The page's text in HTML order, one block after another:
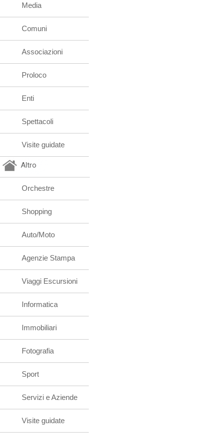
Media
Comuni
Associazioni
Proloco
Enti
Spettacoli
Visite guidate
Altro
Orchestre
Shopping
Auto/Moto
Agenzie Stampa
Viaggi Escursioni
Informatica
Immobiliari
Fotografia
Sport
Servizi e Aziende
Visite guidate